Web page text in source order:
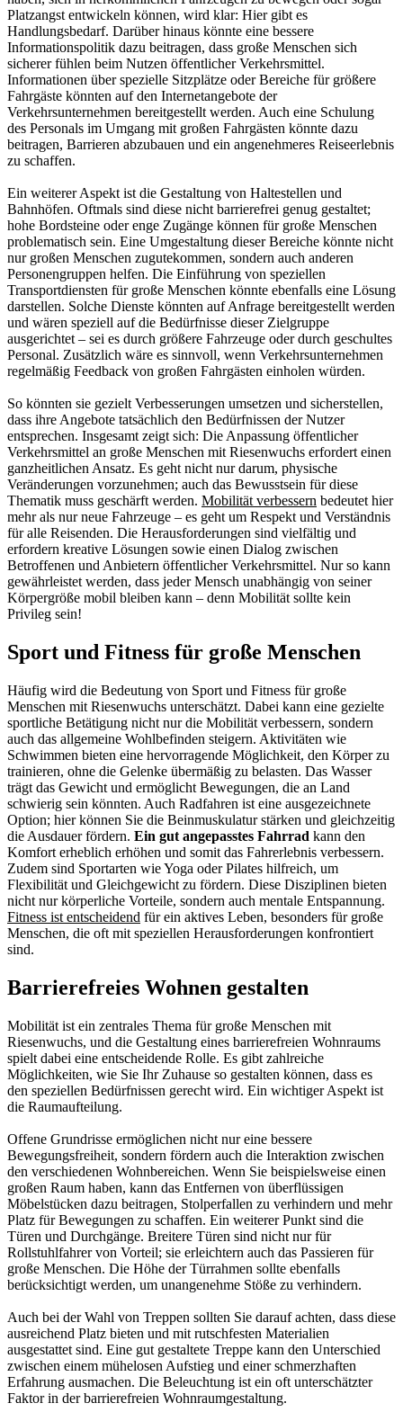
Platzangst entwickeln können, wird klar: Hier gibt es
Handlungsbedarf. Darüber hinaus könnte eine bessere
Informationspolitik dazu beitragen, dass große Menschen sich
sicherer fühlen beim Nutzen öffentlicher Verkehrsmittel.
Informationen über spezielle Sitzplätze oder Bereiche für größere
Fahrgäste könnten auf den Internetangebote der
Verkehrsunternehmen bereitgestellt werden. Auch eine Schulung
des Personals im Umgang mit großen Fahrgästen könnte dazu
beitragen, Barrieren abzubauen und ein angenehmeres Reiseerlebnis
zu schaffen.
Ein weiterer Aspekt ist die Gestaltung von Haltestellen und
Bahnhöfen. Oftmals sind diese nicht barrierefrei genug gestaltet;
hohe Bordsteine oder enge Zugänge können für große Menschen
problematisch sein. Eine Umgestaltung dieser Bereiche könnte nicht
nur großen Menschen zugutekommen, sondern auch anderen
Personengruppen helfen. Die Einführung von speziellen
Transportdiensten für große Menschen könnte ebenfalls eine Lösung
darstellen. Solche Dienste könnten auf Anfrage bereitgestellt werden
und wären speziell auf die Bedürfnisse dieser Zielgruppe
ausgerichtet – sei es durch größere Fahrzeuge oder durch geschultes
Personal. Zusätzlich wäre es sinnvoll, wenn Verkehrsunternehmen
regelmäßig Feedback von großen Fahrgästen einholen würden.
So könnten sie gezielt Verbesserungen umsetzen und sicherstellen,
dass ihre Angebote tatsächlich den Bedürfnissen der Nutzer
entsprechen. Insgesamt zeigt sich: Die Anpassung öffentlicher
Verkehrsmittel an große Menschen mit Riesenwuchs erfordert einen
ganzheitlichen Ansatz. Es geht nicht nur darum, physische
Veränderungen vorzunehmen; auch das Bewusstsein für diese
Thematik muss geschärft werden. Mobilität verbessern bedeutet hier
mehr als nur neue Fahrzeuge – es geht um Respekt und Verständnis
für alle Reisenden. Die Herausforderungen sind vielfältig und
erfordern kreative Lösungen sowie einen Dialog zwischen
Betroffenen und Anbietern öffentlicher Verkehrsmittel. Nur so kann
gewährleistet werden, dass jeder Mensch unabhängig von seiner
Körpergröße mobil bleiben kann – denn Mobilität sollte kein
Privileg sein!
Sport und Fitness für große Menschen
Häufig wird die Bedeutung von Sport und Fitness für große
Menschen mit Riesenwuchs unterschätzt. Dabei kann eine gezielte
sportliche Betätigung nicht nur die Mobilität verbessern, sondern
auch das allgemeine Wohlbefinden steigern. Aktivitäten wie
Schwimmen bieten eine hervorragende Möglichkeit, den Körper zu
trainieren, ohne die Gelenke übermäßig zu belasten. Das Wasser
trägt das Gewicht und ermöglicht Bewegungen, die an Land
schwierig sein könnten. Auch Radfahren ist eine ausgezeichnete
Option; hier können Sie die Beinmuskulatur stärken und gleichzeitig
die Ausdauer fördern. Ein gut angepasstes Fahrrad kann den
Komfort erheblich erhöhen und somit das Fahrerlebnis verbessern.
Zudem sind Sportarten wie Yoga oder Pilates hilfreich, um
Flexibilität und Gleichgewicht zu fördern. Diese Disziplinen bieten
nicht nur körperliche Vorteile, sondern auch mentale Entspannung.
Fitness ist entscheidend für ein aktives Leben, besonders für große
Menschen, die oft mit speziellen Herausforderungen konfrontiert
sind.
Barrierefreies Wohnen gestalten
Mobilität ist ein zentrales Thema für große Menschen mit
Riesenwuchs, und die Gestaltung eines barrierefreien Wohnraums
spielt dabei eine entscheidende Rolle. Es gibt zahlreiche
Möglichkeiten, wie Sie Ihr Zuhause so gestalten können, dass es
den speziellen Bedürfnissen gerecht wird. Ein wichtiger Aspekt ist
die Raumaufteilung.
Offene Grundrisse ermöglichen nicht nur eine bessere
Bewegungsfreiheit, sondern fördern auch die Interaktion zwischen
den verschiedenen Wohnbereichen. Wenn Sie beispielsweise einen
großen Raum haben, kann das Entfernen von überflüssigen
Möbelstücken dazu beitragen, Stolperfallen zu verhindern und mehr
Platz für Bewegungen zu schaffen. Ein weiterer Punkt sind die
Türen und Durchgänge. Breitere Türen sind nicht nur für
Rollstuhlfahrer von Vorteil; sie erleichtern auch das Passieren für
große Menschen. Die Höhe der Türrahmen sollte ebenfalls
berücksichtigt werden, um unangenehme Stöße zu verhindern.
Auch bei der Wahl von Treppen sollten Sie darauf achten, dass diese
ausreichend Platz bieten und mit rutschfesten Materialien
ausgestattet sind. Eine gut gestaltete Treppe kann den Unterschied
zwischen einem mühelosen Aufstieg und einer schmerzhaften
Erfahrung ausmachen. Die Beleuchtung ist ein oft unterschätzter
Faktor in der barrierefreien Wohnraumgestaltung.